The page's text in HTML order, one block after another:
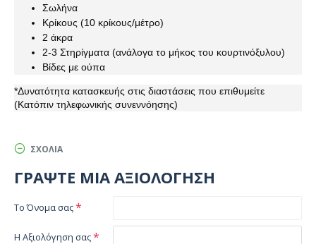
Σωλήνα
Κρίκους (10 κρίκους/μέτρο)
2 άκρα
2-3 Στηρίγματα (ανάλογα το μήκος του κουρτινόξυλου)
Βίδες με ούπα
*Δυνατότητα κατασκευής στις διαστάσεις που επιθυμείτε
(Κατόπιν τηλεφωνικής συνεννόησης)
ΣΧΌΛΙΑ
ΓΡΆΨΤΕ ΜΙΑ ΑΞΙΟΛΌΓΗΣΗ
Το Όνομα σας
Η Αξιολόγηση σας